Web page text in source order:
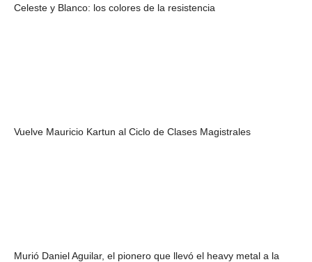
Celeste y Blanco: los colores de la resistencia
Vuelve Mauricio Kartun al Ciclo de Clases Magistrales
Murió Daniel Aguilar, el pionero que llevó el heavy metal a la